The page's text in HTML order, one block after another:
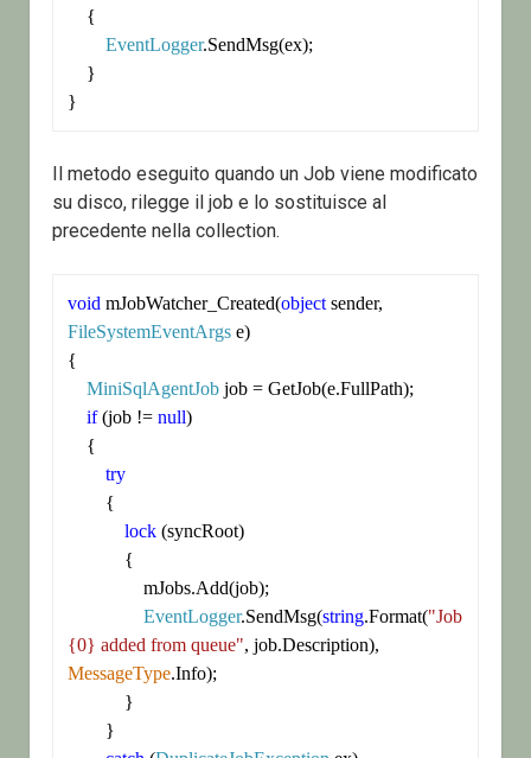
EventLogger.SendMsg(ex);
Il metodo eseguito quando un Job viene modificato
su disco, rilegge il job e lo sostituisce al
precedente nella collection.
void mJobWatcher_Created(object
FileSystemEventArgs e)
{
MiniSqlAgentJob job = GetJob(e.FullPath);
if (job != null)
try
lock (syncRoot)
EventLogger.SendMsg(string.Format("Job
{0} added from queue"
MessageType.Info);